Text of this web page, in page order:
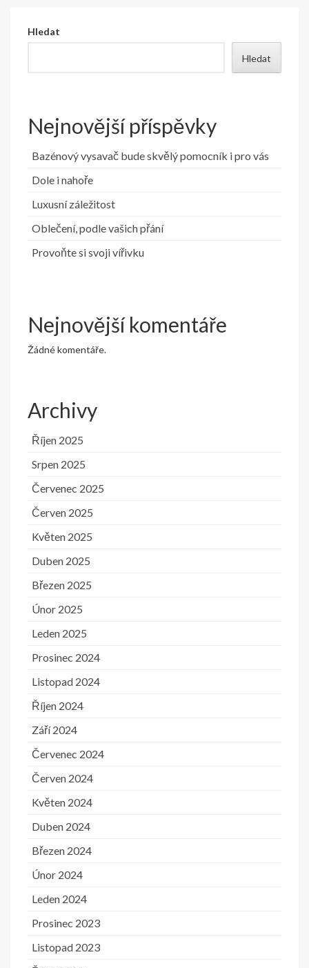
Hledat
Hledat
Nejnovější příspěvky
Bazénový vysavač bude skvělý pomocník i pro vás
Dole i nahoře
Luxusní záležitost
Oblečení, podle vašich přání
Provoňte si svoji vířivku
Nejnovější komentáře
Žádné komentáře.
Archivy
Říjen 2025
Srpen 2025
Červenec 2025
Červen 2025
Květen 2025
Duben 2025
Březen 2025
Únor 2025
Leden 2025
Prosinec 2024
Listopad 2024
Říjen 2024
Září 2024
Červenec 2024
Červen 2024
Květen 2024
Duben 2024
Březen 2024
Únor 2024
Leden 2024
Prosinec 2023
Listopad 2023